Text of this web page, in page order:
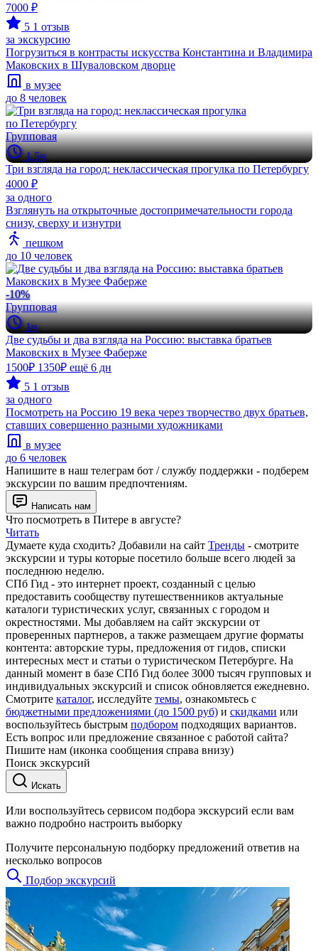
7000 ₽
5 1 отзыв
за экскурсию
Погрузиться в контрасты искусства Константина и Владимира
Маковских в Шуваловском дворце
в музее
до 8 человек
Групповая
1.5ч
Три взгляда на город: неклассическая прогулка по Петербургу
4000 ₽
за одного
Взглянуть на открыточные достопримечательности города
снизу, сверху и изнутри
пешком
до 10 человек
-10%
Групповая
1ч
Две судьбы и два взгляда на Россию: выставка братьев
Маковских в Музее Фаберже
1500₽ 1350₽ ещё 6 дн
5 1 отзыв
за одного
Посмотреть на Россию 19 века через творчество двух братьев,
ставших совершенно разными художниками
в музее
до 6 человек
Напишите в наш телеграм бот / службу поддержки - подберем
экскурсии по вашим предпочтениям.
Написать нам
Что посмотреть в Питере в августе?
Читать
Думаете куда сходить? Добавили на сайт Тренды - смотрите
экскурсии и туры которые посетило больше всего людей за
последнюю неделю.
СПб Гид - это интернет проект, созданный с целью
предоставить сообществу путешественников актуальные
каталоги туристических услуг, связанных с городом и
окрестностями. Мы добавляем на сайт экскурсии от
проверенных партнеров, а также размещаем другие форматы
контента: авторские туры, предложения от гидов, списки
интересных мест и статьи о туристическом Петербурге. На
данный момент в базе СПб Гид более 3000 тысяч групповых и
индивидуальных экскурсий и список обновляется ежедневно.
Смотрите каталог, исследуйте темы, ознакомьтесь с
бюджетными предложениями (до 1500 руб) и скидками или
воспользуйтесь быстрым подбором подходящих вариантов.
Есть вопрос или предложение связанное с работой сайта?
Пишите нам (иконка сообщения справа внизу)
Поиск экскурсий
Искать
Или воспользуйтесь сервисом подбора экскурсий если вам
важно подробно настроить выборку
Получите персональную подборку предложений ответив на
несколько вопросов
Подбор экскурсий